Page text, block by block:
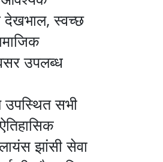
देखभाल, स्वच्छ
उपलब्ध
उपस्थित सभी
झांसी सेवा